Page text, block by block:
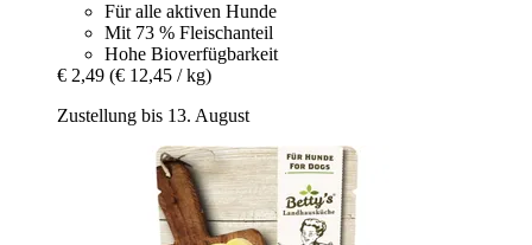
Für alle aktiven Hunde
Mit 73 % Fleischanteil
Hohe Bioverfügbarkeit
€ 2,49 (€ 12,45 / kg)
Zustellung bis 13. August